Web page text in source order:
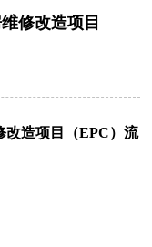
修改造项目
改造项目（EPC）流